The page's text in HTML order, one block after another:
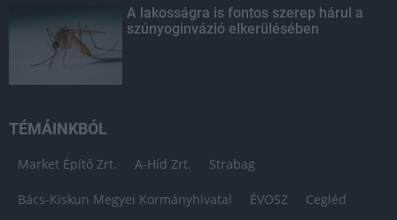
A lakosságra is fontos szerep hárul a
szúnyoginvázió elkerülésében
TÉMÁINKBÓL
Market Építő Zrt. A-Híd Zrt. Strabag
Bács-Kiskun Megyei Kormányhivatal ÉVOSZ Cegléd